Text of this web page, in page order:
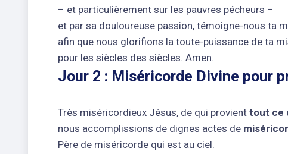
– et particulièrement sur les pauvres pécheurs –
et par sa douloureuse passion, témoigne-nous ta
afin que nous glorifions la toute-puissance de ta
pour les siècles des siècles. Amen.
Jour 2 : Miséricorde Divine pour
Très miséricordieux Jésus, de qui provient tout ce
nous accomplissions de dignes actes de
Père de miséricorde qui est au ciel.